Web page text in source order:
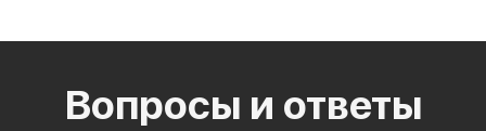
Вопросы и ответы